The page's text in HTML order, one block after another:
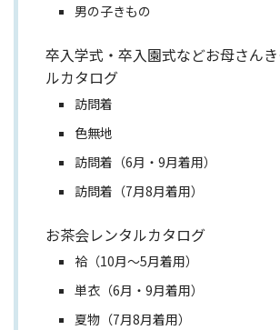
男の子きもの
卒入学式・卒入園式などお母さん
ルカタログ
訪問着
色無地
訪問着（6月・9月着用）
訪問着（7月8月着用）
お茶会レンタルカタログ
袷（10月～5月着用）
単衣（6月・9月着用）
夏物（7月8月着用）